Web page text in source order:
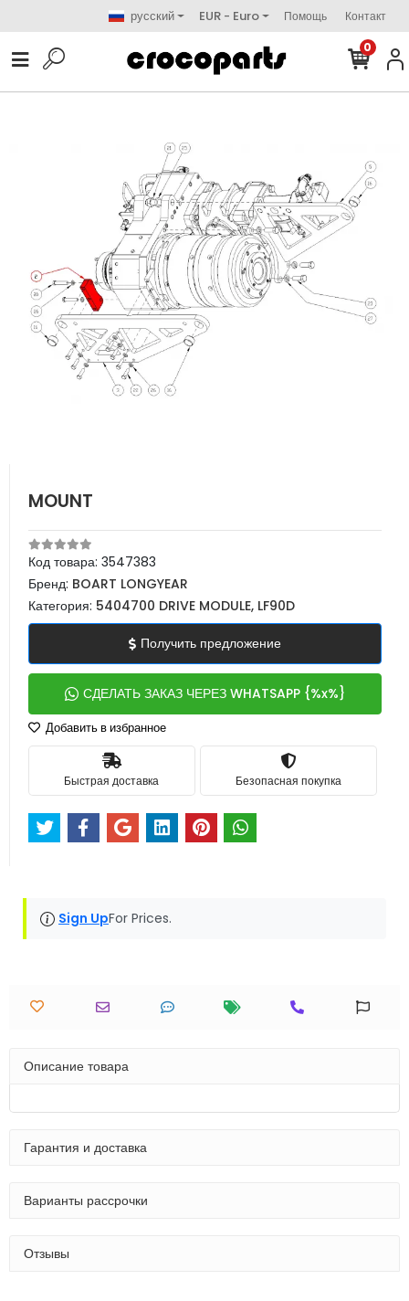
русский EUR - Euro Помощь Контакт
0
MOUNT
Код товара: 3547383
Бренд: BOART LONGYEAR
Категория: 5404700 DRIVE MODULE, LF90D
Получить предложение
СДЕЛАТЬ ЗАКАЗ ЧЕРЕЗ WHATSAPP {%x%}
Добавить в избранное
Быстрая доставка Безопасная покупка
Sign UpFor Prices.
Описание товара
Гарантия и доставка
Варианты рассрочки
Отзывы